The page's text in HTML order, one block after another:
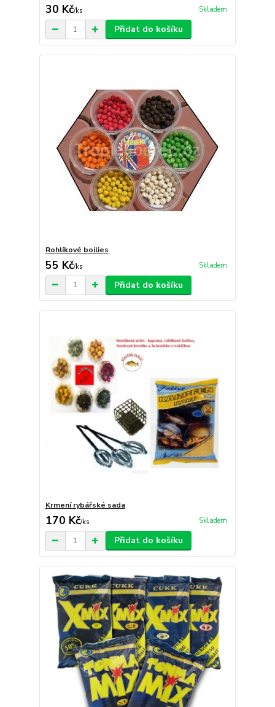
30 Kč/ks Skladem
Přidat do košíku
Rohlíkové boilies
55 Kč/ks Skladem
Přidat do košíku
Krmení rybářské sada
170 Kč/ks Skladem
Přidat do košíku